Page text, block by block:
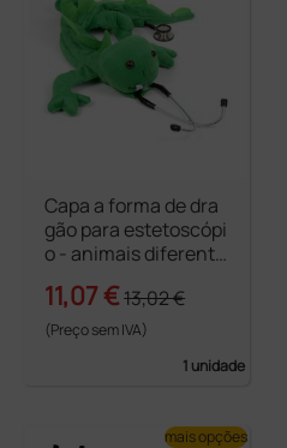
Capa a forma de dra
gão para estetoscópi
o - animais diferente
11,07 €13,02 €
(Preço sem IVA)
1 unidade
mais opções